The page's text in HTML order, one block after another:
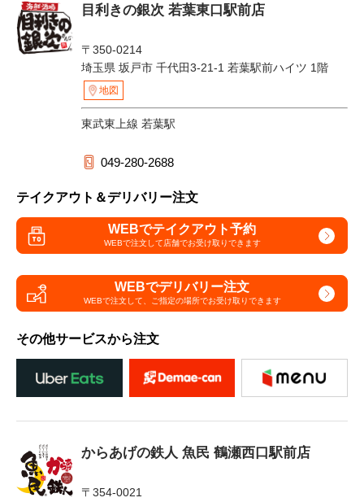
目利きの銀次 若葉東口駅前店
〒350-0214
埼玉県 坂戸市 千代田3-21-1 若葉駅前ハイツ 1階
地図
東武東上線 若葉駅
049-280-2688
テイクアウト＆デリバリー注文
WEBでテイクアウト予約
WEBで注文して店舗でお受け取りできます
WEBでデリバリー注文
WEBで注文して、 ご指定の場所でお受け取りできます
その他サービスから注文
からあげの鉄人 魚民 鶴瀬西口駅前店
〒354-0021